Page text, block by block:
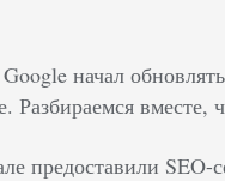
начал
Разбираемся вместе,
предоставили SEO-